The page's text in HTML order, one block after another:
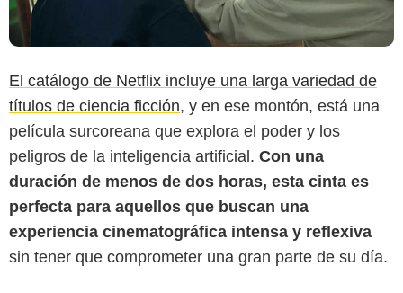
El catálogo de Netflix incluye una larga variedad de
títulos de ciencia ficción, y en ese montón, está una
película surcoreana que explora el poder y los
peligros de la inteligencia artificial. Con una
duración de menos de dos horas, esta cinta es
perfecta para aquellos que buscan una
experiencia cinematográfica intensa y reflexiva
sin tener que comprometer una gran parte de su día.